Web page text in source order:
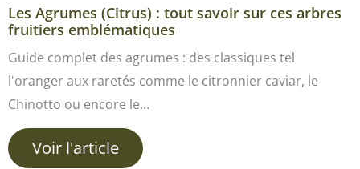
Les Agrumes (Citrus) : tout savoir sur ces arbres
fruitiers emblématiques
Guide complet des agrumes : des classiques tel
l'oranger aux raretés comme le citronnier caviar, le
Chinotto ou encore le…
Voir l'article